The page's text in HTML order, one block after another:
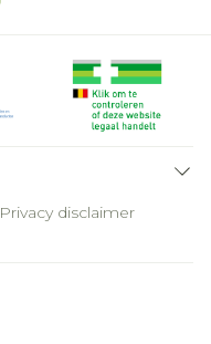
Privacy disclaimer